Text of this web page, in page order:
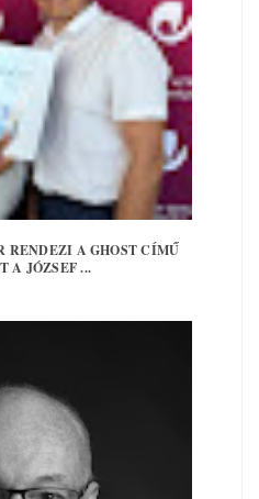
RENDEZI A GHOST CÍMŰ
A JÓZSEF ...